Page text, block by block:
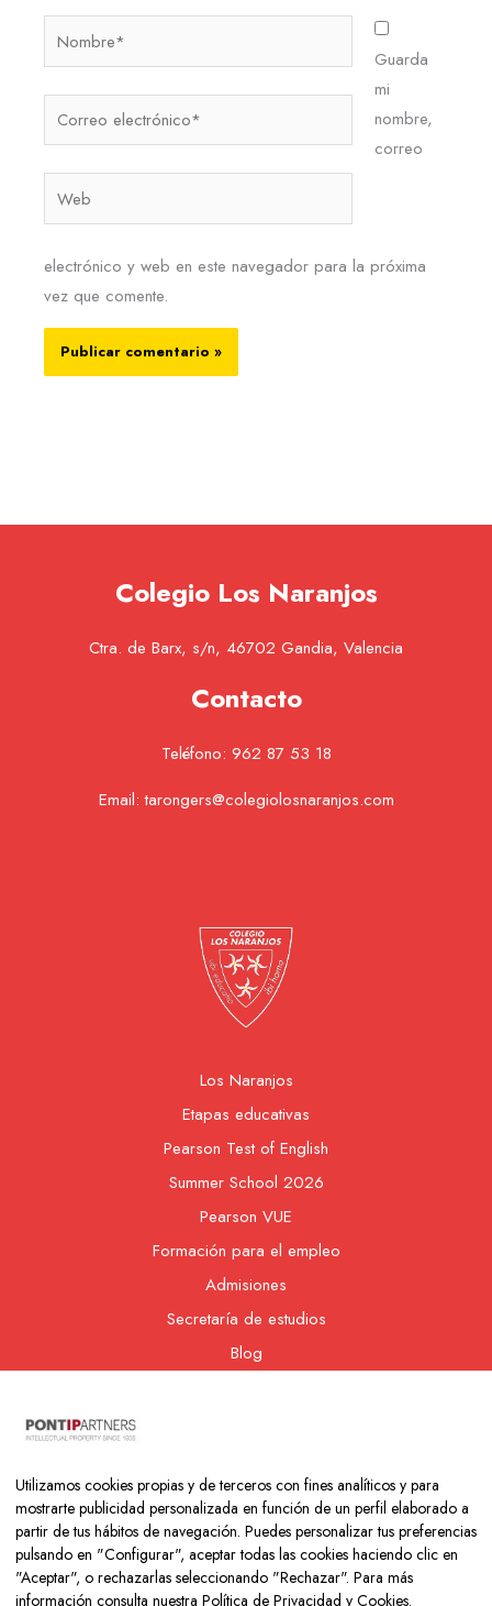
Nombre*
Guarda
mi
nombre,
correo
electrónico y web en este navegador para la próxima
vez que comente.
Colegio Los Naranjos
Ctra. de Barx, s/n, 46702 Gandia, Valencia
Contacto
Teléfono: 962 87 53 18
Email:tarongers@colegiolosnaranjos.com
Los Naranjos
Etapas educativas
Pearson Test of English
Summer School 2026
Pearson VUE
Formación para el empleo
Admisiones
Secretaría de estudios
Blog
Utilizamos cookies propias y de terceros con fines analíticos y para
mostrarte publicidad personalizada en función de un perfil elaborado a
partir de tus hábitos de navegación. Puedes personalizar tus preferencias
pulsando en "Configurar", aceptar todas las cookies haciendo clic en
"Aceptar", o rechazarlas seleccionando "Rechazar". Para más
información consulta nuestra Política de Privacidad y Cookies.